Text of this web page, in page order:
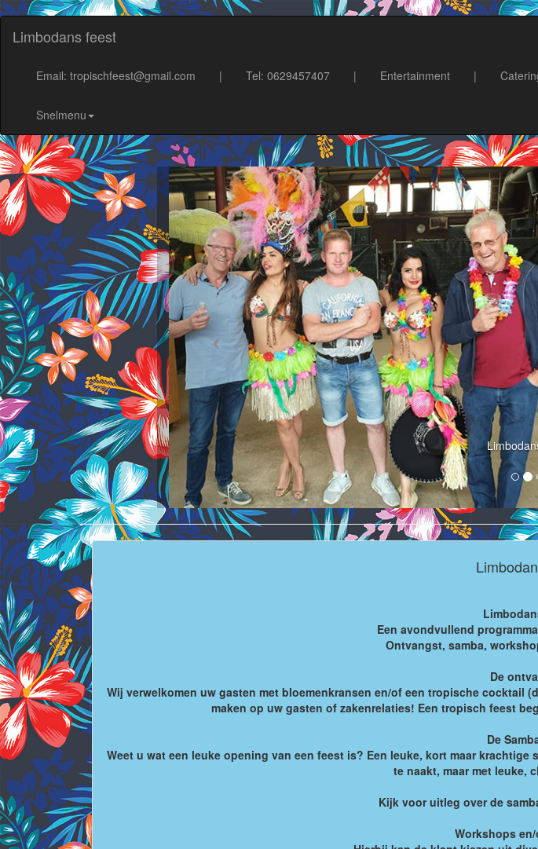
Limbodans feest
Email: tropischfeest@gmail.com | Tel: 0629457407 | Entertainment |
Snelmenu
Een avondvullend
Ontvangst, samba,
De
Wij verwelkomen uw gasten met bloemenkransen en/of een tropische cocktail
maken op uw gasten of zakenrelaties! Een tropisch feest
De
Weet u wat een leuke opening van een feest is? Een leuke, kort maar
te naakt, maar met leuke,
Kijk voor uitleg over de
Workshops